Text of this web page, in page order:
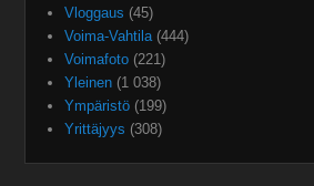
Vloggaus (45)
Voima-Vahtila(444)
Voimafoto (221)
Yleinen (1 038)
Ympäristö (199)
Yrittäjyys (308)